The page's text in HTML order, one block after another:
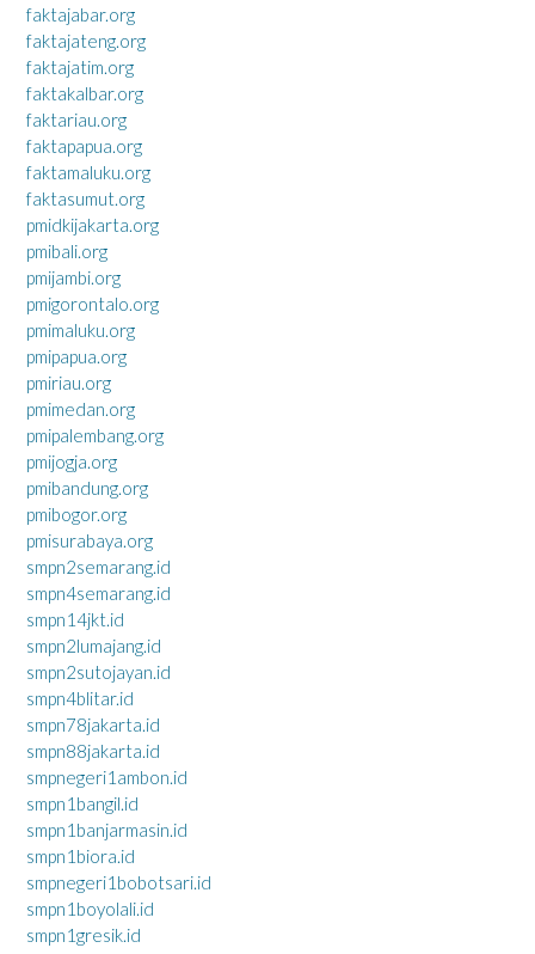
faktajabar.org
faktajateng.org
faktajatim.org
faktakalbar.org
faktariau.org
faktapapua.org
faktamaluku.org
faktasumut.org
pmidkijakarta.org
pmibali.org
pmijambi.org
pmigorontalo.org
pmimaluku.org
pmipapua.org
pmiriau.org
pmimedan.org
pmipalembang.org
pmijogja.org
pmibandung.org
pmibogor.org
pmisurabaya.org
smpn2semarang.id
smpn4semarang.id
smpn14jkt.id
smpn2lumajang.id
smpn2sutojayan.id
smpn4blitar.id
smpn78jakarta.id
smpn88jakarta.id
smpnegeri1ambon.id
smpn1bangil.id
smpn1banjarmasin.id
smpn1biora.id
smpnegeri1bobotsari.id
smpn1boyolali.id
smpn1gresik.id